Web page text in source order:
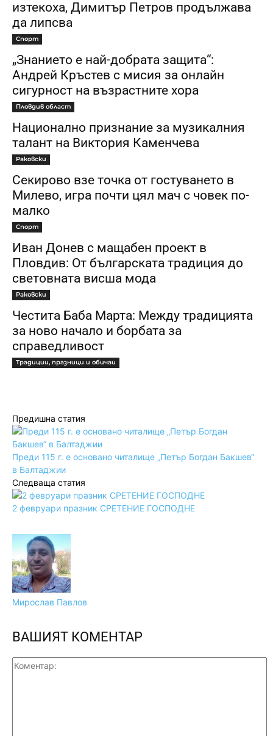
изтекоха, Димитър Петров продължава
да липсва
Спорт
„Знанието е най-добрата защита“:
Андрей Кръстев с мисия за онлайн
сигурност на възрастните хора
Пловдив област
Национално признание за музикалния
талант на Виктория Каменчева
Раковски
Секирово взе точка от гостуването в
Милево, игра почти цял мач с човек по-
малко
Спорт
Иван Донев с мащабен проект в
Пловдив: От българската традиция до
световната висша мода
Раковски
Честита Баба Марта: Между традицията
за ново начало и борбата за
справедливост
Традиции, празници и обичаи
Предишна статия
Преди 115 г. е основано читалище „Петър Богдан Бакшев“
в Балтаджии
Следваща статия
2 февруари празник СРЕТЕНИЕ ГОСПОДНЕ
Мирослав Павлов
ВАШИЯТ КОМЕНТАР